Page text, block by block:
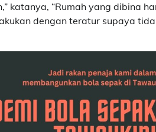
katanya, “Rumah yang dibina
dengan teratur supaya